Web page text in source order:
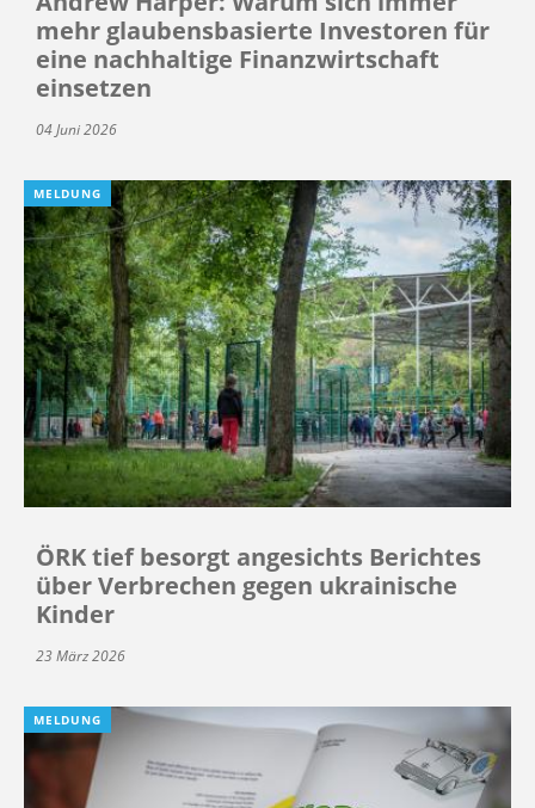
mehr glaubensbasierte Investoren für
eine nachhaltige Finanzwirtschaft
einsetzen
04 Juni 2026
MELDUNG
ÖRK tief besorgt angesichts Berichtes
über Verbrechen gegen ukrainische
Kinder
23 März 2026
MELDUNG